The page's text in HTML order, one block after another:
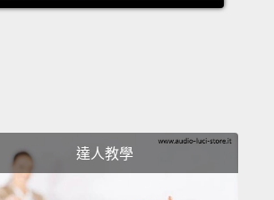
從他們踏上飛機的那刻起，應該
登機」，那一刻，我們就知道機
婦，或是嚷嚷著「好緊張啊。我
達人教學